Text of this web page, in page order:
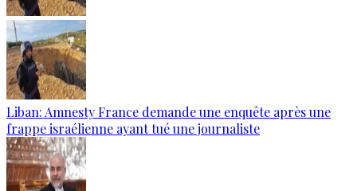
Liban: Amnesty France demande une enquête après une
frappe israélienne ayant tué une journaliste